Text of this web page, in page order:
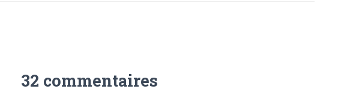
32 commentaires